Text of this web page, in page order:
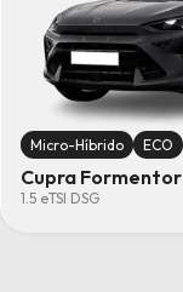
Micro-Híbrido ECO
Cupra Formentor
1.5 eTSI DSG